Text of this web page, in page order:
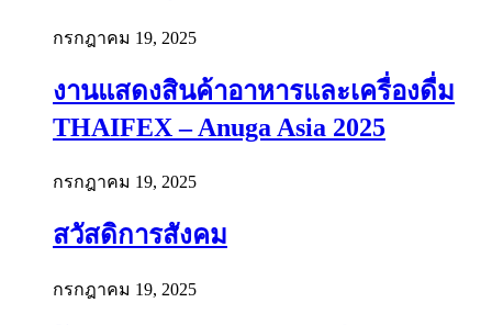
กรกฎาคม 19, 2025
งานแสดงสินค้าอาหารและเครื่องดื่ม
THAIFEX – Anuga Asia 2025
กรกฎาคม 19, 2025
สวัสดิการสังคม
กรกฎาคม 19, 2025